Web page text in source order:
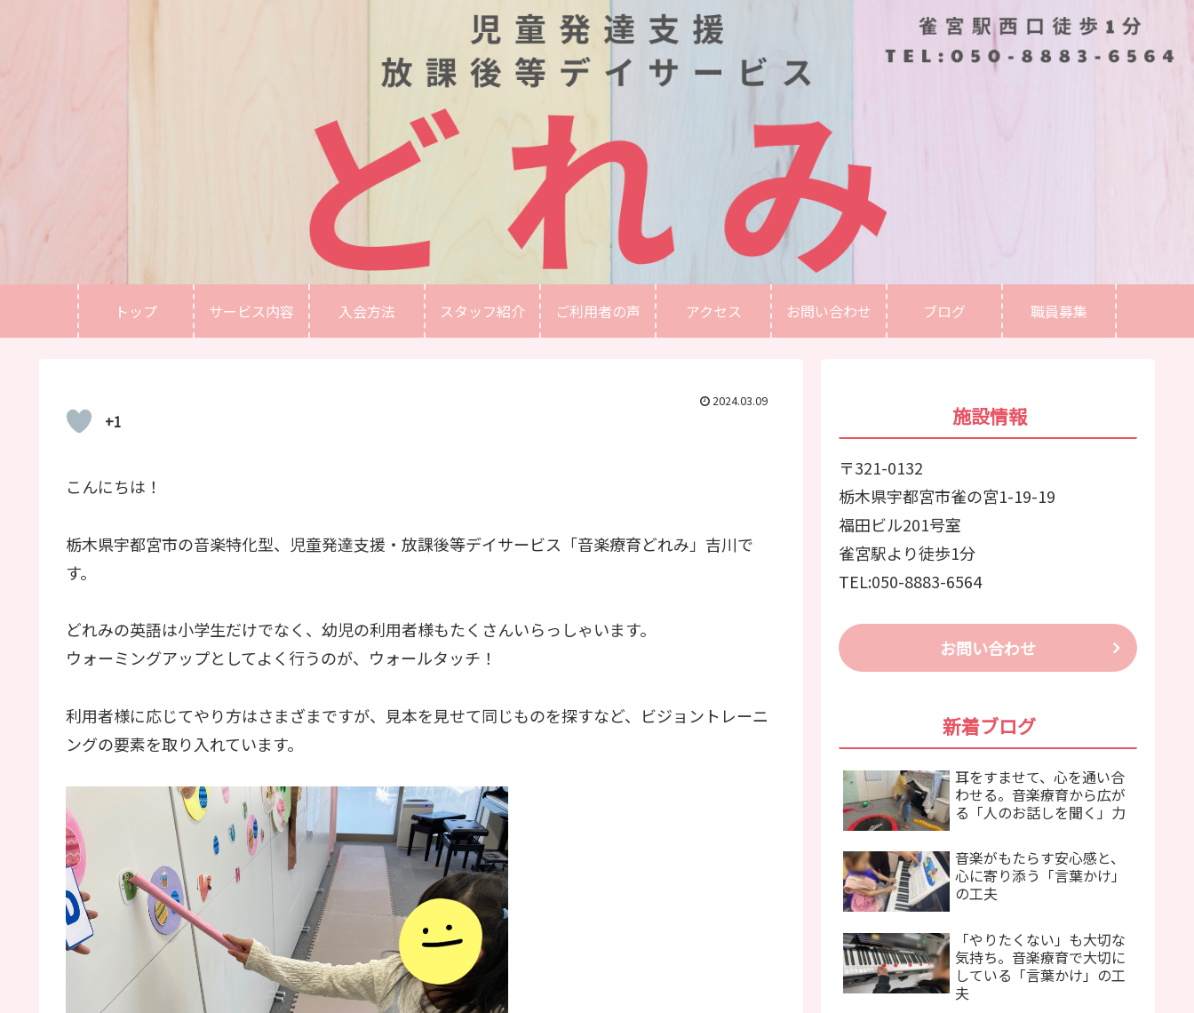
トップ サービス内容 入会方法 スタッフ紹介 ご利用者の声 アクセス お問い合わせ ブログ 職員募集
2024.03.09
+1
こんにちは！
栃木県宇都宮市の音楽特化型、児童発達支援・放課後等デイサービス「音楽療育どれみ」吉川で
す。
どれみの英語は小学生だけでなく、幼児の利用者様もたくさんいらっしゃいます。
ウォーミングアップとしてよく行うのが、ウォールタッチ！
利用者様に応じてやり方はさまざまですが、見本を見せて同じものを探すなど、ビジョントレーニ
ングの要素を取り入れています。
施設情報
〒321-0132
栃木県宇都宮市雀の宮1-19-19
福田ビル201号室
雀宮駅より徒歩1分
TEL:050-8883-6564
お問い合わせ
新着ブログ
耳をすませて、心を通い合
わせる。音楽療育から広が
る「人のお話しを聞く」力
音楽がもたらす安心感と、
心に寄り添う「言葉かけ」
の工夫
「やりたくない」も大切な
気持ち。音楽療育で大切に
している「言葉かけ」の工
夫